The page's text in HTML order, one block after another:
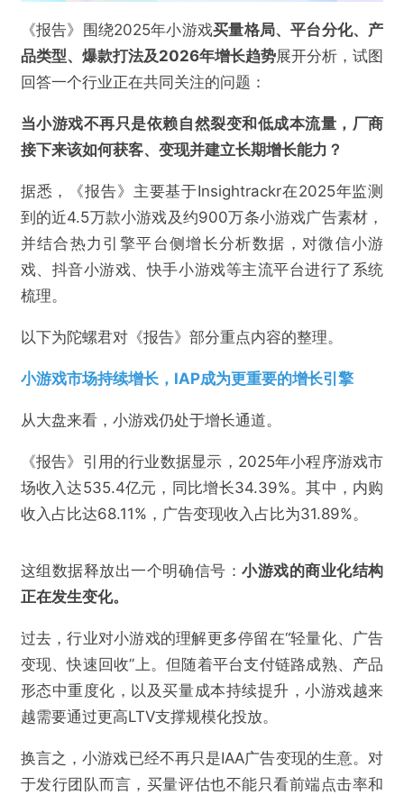
《报告》围绕2025年小游戏买量格局、平台分化、产
品类型、爆款打法及2026年增长趋势展开分析，试图
回答一个行业正在共同关注的问题：
当小游戏不再只是依赖自然裂变和低成本流量，厂商
接下来该如何获客、变现并建立长期增长能力？
据悉，《报告》主要基于Insightrackr在2025年监测
到的近4.5万款小游戏及约900万条小游戏广告素材，
并结合热力引擎平台侧增长分析数据，对微信小游
戏、抖音小游戏、快手小游戏等主流平台进行了系统
梳理。
以下为陀螺君对《报告》部分重点内容的整理。
小游戏市场持续增长，IAP成为更重要的增长引擎
从大盘来看，小游戏仍处于增长通道。
《报告》引用的行业数据显示，2025年小程序游戏市
场收入达535.4亿元，同比增长34.39%。其中，内购
收入占比达68.11%，广告变现收入占比为31.89%。
这组数据释放出一个明确信号：小游戏的商业化结构
正在发生变化。
过去，行业对小游戏的理解更多停留在“轻量化、广告
变现、快速回收”上。但随着平台支付链路成熟、产品
形态中重度化，以及买量成本持续提升，小游戏越来
越需要通过更高LTV支撑规模化投放。
换言之，小游戏已经不再只是IAA广告变现的生意。对
于发行团队而言，买量评估也不能只看前端点击率和